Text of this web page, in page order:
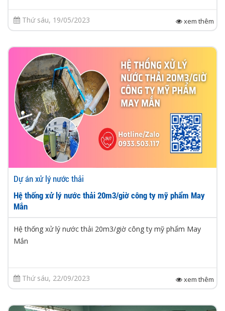
Thứ sáu, 19/05/2023 xem thêm
Dự án xử lý nước thải
Hệ thống xử lý nước thải 20m3/giờ công ty mỹ phẩm May
Mắn
Hệ thống xử lý nước thải 20m3/giờ công ty mỹ phẩm May
Mắn
Thứ sáu, 22/09/2023 xem thêm